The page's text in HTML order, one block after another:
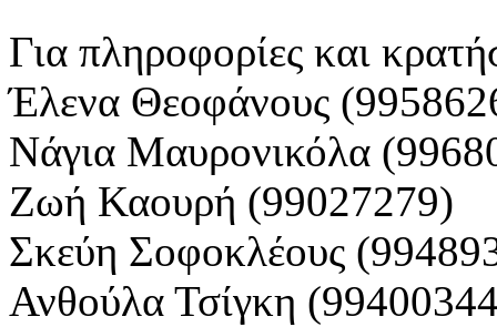
Για πληροφορίες και
Έλενα Θεοφάνους
Νάγια Μαυρονικόλα
Ζωή Καουρή (99027279)
Σκεύη Σοφοκλέους
Ανθούλα Τσίγκη